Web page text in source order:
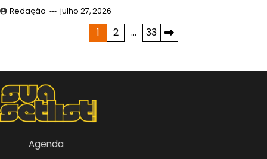
Redação julho 27, 2026
posts
1 2 … 33
Agenda